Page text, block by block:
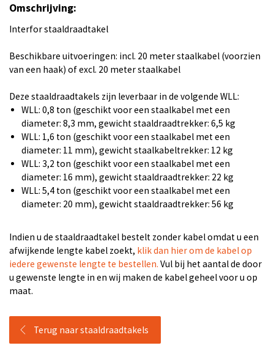
Omschrijving:
Interfor staaldraadtakel
Beschikbare uitvoeringen: incl. 20 meter staalkabel (voorzien
van een haak) of excl. 20 meter staalkabel
Deze staaldraadtakels zijn leverbaar in de volgende WLL:
WLL: 0,8 ton (geschikt voor een staalkabel met een
diameter: 8,3 mm, gewicht staaldraadtrekker: 6,5 kg
WLL: 1,6 ton (geschikt voor een staalkabel met een
diameter: 11 mm), gewicht staalkabeltrekker: 12 kg
WLL: 3,2 ton (geschikt voor een staalkabel met een
diameter: 16 mm), gewicht staaldraadtrekker: 22 kg
WLL: 5,4 ton (geschikt voor een staalkabel met een
diameter: 20 mm), gewicht staaldraadtrekker: 56 kg
Indien u de staaldraadtakel bestelt zonder kabel omdat u een
afwijkende lengte kabel zoekt, klik dan hier om de kabel op
iedere gewenste lengte te bestellen. Vul bij het aantal de door
u gewenste lengte in en wij maken de kabel geheel voor u op
maat.
Terug naar staaldraadtakels